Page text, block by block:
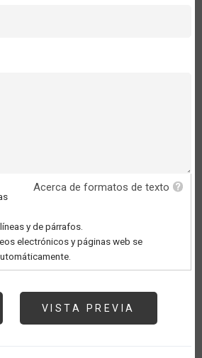
Acerca de formatos de texto
y de párrafos.
electrónicos y páginas web se